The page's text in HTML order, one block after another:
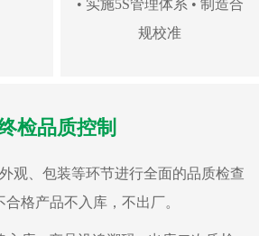
• 实施5S管理体系 • 制造合
规校准
检品质控制
观、包装等环节进行全面的品质检查
合格产品不入库，不出厂。